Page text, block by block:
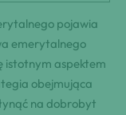
pojawia
emerytalnego
istotnym aspektem
obejmująca
na dobrobyt